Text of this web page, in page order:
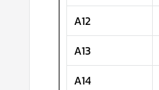
A12
A13
A14